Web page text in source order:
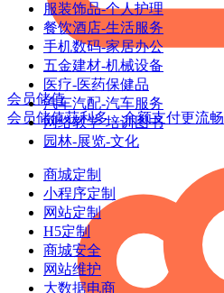
会员储值
会员储值获利多，余额支付更流畅
服装饰品-个人护理
餐饮酒店-生活服务
手机数码-家居办公
五金建材-机械设备
医疗-医药保健品
汽车汽配-汽车服务
网络教学-培训图书
园林-展览-文化
商城定制
小程序定制
网站定制
H5定制
商城安全
网站维护
大数据电商